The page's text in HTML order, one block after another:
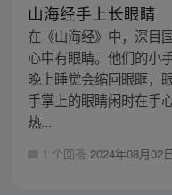
山海经手上长眼睛
在《山海经》中，深目
心中有眼睛。他们的小
晚上睡觉会缩回眼眶，
手掌上的眼睛闲时在手
热...
1 个回答 2024年08月02